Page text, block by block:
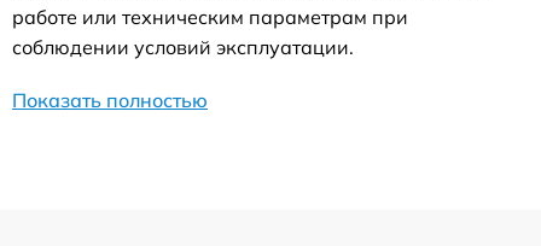
работе или техническим параметрам при
соблюдении условий эксплуатации.
Показать полностью